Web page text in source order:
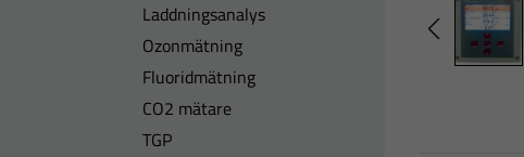
Laddningsanalys
Ozonmätning
Fluoridmätning
CO2 mätare
TGP